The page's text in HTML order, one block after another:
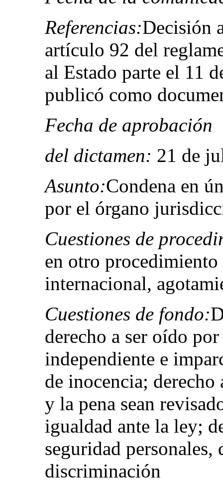
Referencias:Decisión
artículo 92 del
al Estado parte el 11
publicó como
Fecha de aprobación
del dictamen: 21 de
Asunto:Condena en
por el órgano
Cuestiones de
en otro
internacional,
Cuestiones de fondo:
derecho a ser oído
independiente e
de inocencia;
y la pena sean
igualdad ante la ley;
seguridad
discriminación